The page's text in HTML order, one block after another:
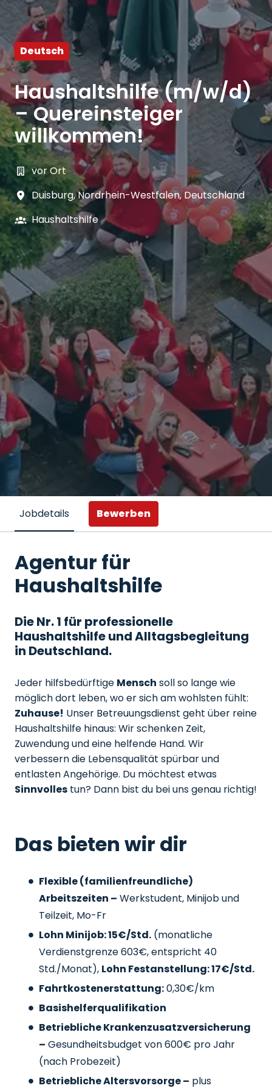
Deutsch
Haushaltshilfe (m/w/d)
– Quereinsteiger
willkommen!
vor Ort
Duisburg,Nordrhein-Westfalen, Deutschland
Haushaltshilfe
Jobdetails Bewerben
Agentur für
Haushaltshilfe
Die Nr. 1 für professionelle
Haushaltshilfe und Alltagsbegleitung
in Deutschland.
Jeder hilfsbedürftige Mensch soll so lange wie
möglich dort leben, wo er sich am wohlsten fühlt:
Zuhause! Unser Betreuungsdienst geht über reine
Haushaltshilfe hinaus: Wir schenken Zeit,
Zuwendung und eine helfende Hand. Wir
verbessern die Lebensqualität spürbar und
entlasten Angehörige. Du möchtest etwas
Sinnvolles tun? Dann bist du bei uns genau richtig!
Das bieten wir dir
Flexible (familienfreundliche)
Arbeitszeiten – Werkstudent, Minijob und
Teilzeit, Mo-Fr
Lohn Minijob: 15€/Std. (monatliche
Verdienstgrenze 603€, entspricht 40
Std./Monat), Lohn Festanstellung: 17€/Std.
Fahrtkostenerstattung:0,30€/km
Basishelferqualifikation
Betriebliche Krankenzusatzversicherung
– Gesundheitsbudget von 600€ pro Jahr
(nach Probezeit)
Betriebliche Altersvorsorge – plus